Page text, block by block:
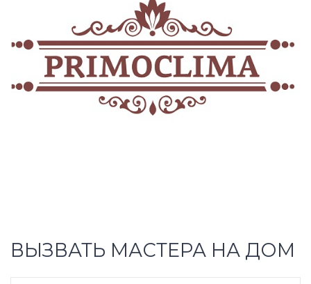
ВЫЗВАТЬ МАСТЕРА НА ДОМ